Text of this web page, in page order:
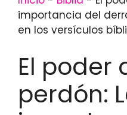
importancia del
en los versículos
El poder
perdón: